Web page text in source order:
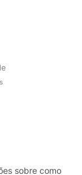
sobre como